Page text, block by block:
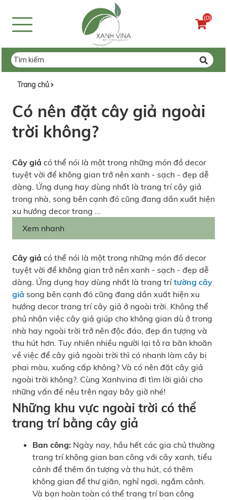
(0)
Trang chủ
Có nên đặt cây giả ngoài
trời không?
Cây giả có thể nói là một trong những món đồ decor
tuyệt vời để không gian trở nên xanh - sạch - đẹp dễ
dàng. Ứng dụng hay dùng nhất là trang trí cây giả
trong nhà, song bên cạnh đó cũng đang dần xuất hiện
xu hướng decor trang ...
Xem nhanh
Cây giả có thể nói là một trong những món đồ decor
tuyệt vời để không gian trở nên xanh - sạch - đẹp dễ
dàng. Ứng dụng hay dùng nhất là trang trítường cây
giả song bên cạnh đó cũng đang dần xuất hiện xu
hướng decor trang trí cây giả ở ngoài trời. Không thể
phủ nhận việc cây giả giúp cho không gian dù ở trong
nhà hay ngoài trời trở nên độc đáo, đẹp ấn tượng và
thu hút hơn. Tuy nhiên nhiều người lại tỏ ra băn khoăn
về việc để cây giả ngoài trời thì có nhanh làm cây bị
phai màu, xuống cấp không? Và có nên đặt cây giả
ngoài trời không?. Cùng Xanhvina đi tìm lời giải cho
những vấn đề nêu trên ngay bây giờ nhé!
Những khu vực ngoài trời có thể
trang trí bằng cây giả
Ban công: Ngày nay, hầu hết các gia chủ thường
trang trí không gian ban công với cây xanh, tiểu
cảnh để thêm ấn tượng và thu hút, có thêm
không gian để thư giãn, nghỉ ngơi, ngắm cảnh.
Và bạn hoàn toàn có thể trang trí ban công